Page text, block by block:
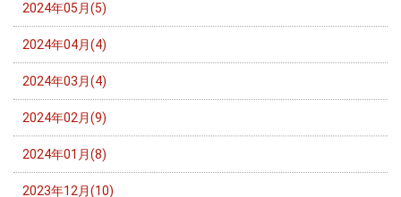
2024年05月(5)
2024年04月(4)
2024年03月(4)
2024年02月(9)
2024年01月(8)
2023年12月(10)